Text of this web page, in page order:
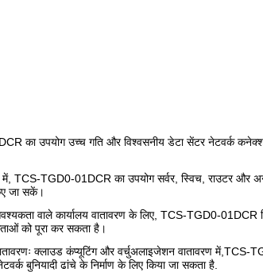
का उपयोग उच्च गति और विश्वसनीय डेटा सेंटर नेटवर्क
में, TCS-TGD0-01DCR का उपयोग सर्वर, स्विच, राउटर
जा सकें।
वाले कार्यालय वातावरण के लिए, TCS-TGD0-
को पूरा कर सकता है।
क्लाउड कंप्यूटिंग और वर्चुअलाइजेशन वातावरण
बुनियादी ढांचे के निर्माण के लिए किया जा सकता है.